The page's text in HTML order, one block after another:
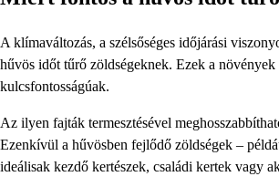
A klímaváltozás, a szélsőséges időjárási
hűvös időt tűrő zöldségeknek. Ezek a növények
kulcsfontosságúak.
Az ilyen fajták termesztésével
Ezenkívül a hűvösben fejlődő zöldségek –
ideálisak kezdő kertészek, családi kertek vagy